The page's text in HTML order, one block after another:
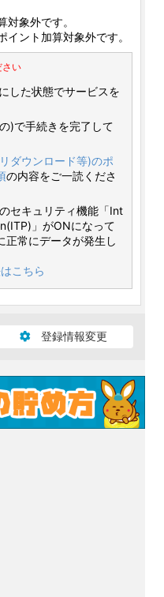
象外です。
イント加算対象外です。
さい
した状態でサービスを
)で手続きを完了して
ダウンロード等)のポ
の内容をご一読くださ
セキュリティ機能「Int
」がONになって
正常にデータが発生し
こちら
登録情報変更